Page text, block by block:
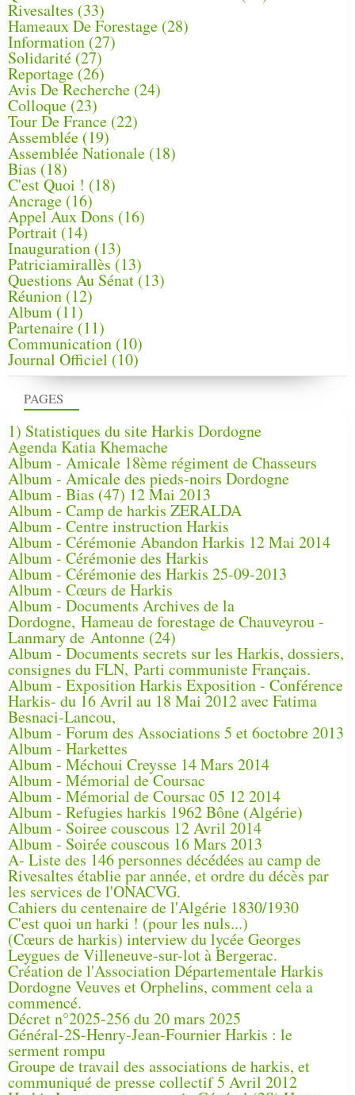
PAGES
1) Statistiques du site Harkis Dordogne
Agenda Katia Khemache
Album - Amicale 18ème régiment de Chasseurs
Album - Amicale des pieds-noirs Dordogne
Album - Bias (47) 12 Mai 2013
Album - Camp de harkis ZERALDA
Album - Centre instruction Harkis
Album - Cérémonie Abandon Harkis 12 Mai 2014
Album - Cérémonie des Harkis
Album - Cérémonie des Harkis 25-09-2013
Album - Cœurs de Harkis
Album - Documents Archives de la
Dordogne, Hameau de forestage de Chauveyrou -
Lanmary de Antonne (24)
Album - Documents secrets sur les Harkis, dossiers,
consignes du FLN, Parti communiste Français.
Album - Exposition Harkis Exposition - Conférence
Harkis- du 16 Avril au 18 Mai 2012 avec Fatima
Besnaci-Lancou,
Album - Forum des Associations 5 et 6octobre 2013
Album - Harkettes
Album - Méchoui Creysse 14 Mars 2014
Album - Mémorial de Coursac
Album - Mémorial de Coursac 05 12 2014
Album - Refugies harkis 1962 Bône (Algérie)
Album - Soiree couscous 12 Avril 2014
Album - Soirée couscous 16 Mars 2013
A- Liste des 146 personnes décédées au camp de
Rivesaltes établie par année, et ordre du décès par
les services de l'ONACVG.
Cahiers du centenaire de l'Algérie 1830/1930
C'est quoi un harki ! (pour les nuls...)
(Cœurs de harkis) interview du lycée Georges
Leygues de Villeneuve-sur-lot à Bergerac.
Création de l'Association Départementale Harkis
Dordogne Veuves et Orphelins, comment cela a
commencé.
Décret n°2025-256 du 20 mars 2025
Général-2S-Henry-Jean-Fournier Harkis : le
serment rompu
Groupe de travail des associations de harkis, et
communiqué de presse collectif 5 Avril 2012
Rivesaltes (33)
Hameaux De Forestage (28)
Information (27)
Solidarité (27)
Reportage(26)
Avis De Recherche (24)
Colloque (23)
Tour De France (22)
Assemblée (19)
Assemblée Nationale (18)
Bias (18)
C'est Quoi ! (18)
Ancrage (16)
Appel Aux Dons (16)
Portrait (14)
Inauguration (13)
Patriciamirallès (13)
Questions Au Sénat(13)
Réunion (12)
Album (11)
Partenaire(11)
Communication (10)
Journal Officiel (10)